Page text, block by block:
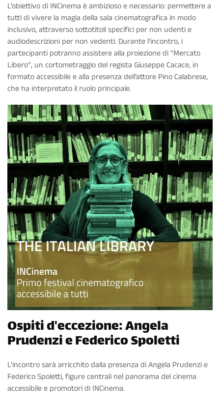
L’obiettivo di INCinema è ambizioso e necessario: permettere a
tutti di vivere la magia della sala cinematografica in modo
inclusivo, attraverso sottotitoli specifici per non udenti e
audiodescrizioni per non vedenti. Durante l'incontro, i
partecipanti potranno assistere alla proiezione di “Mercato
Libero”, un cortometraggio del regista Giuseppe Cacace, in
formato accessibile e alla presenza dell’attore Pino Calabrese,
che ha interpretato il ruolo principale.
Ospiti d'eccezione: Angela
Prudenzi e Federico Spoletti
L'incontro sarà arricchito dalla presenza di Angela Prudenzi e
Federico Spoletti, figure centrali nel panorama del cinema
accessibile e promotori di INCinema.